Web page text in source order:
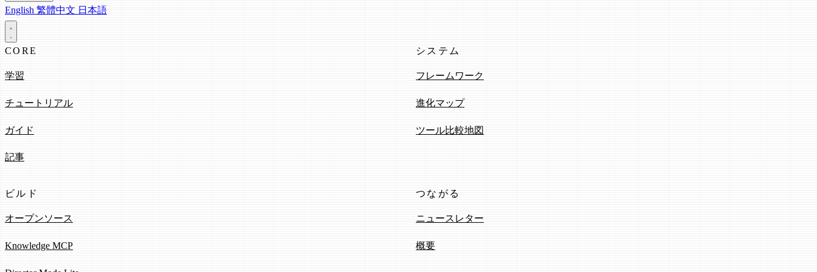
English 繁體中文 日本語
CORE
学習
チュートリアル
ガイド
記事
システム
フレームワーク
進化マップ
ツール比較地図
ビルド
オープンソース
Knowledge MCP
つながる
ニュースレター
概要